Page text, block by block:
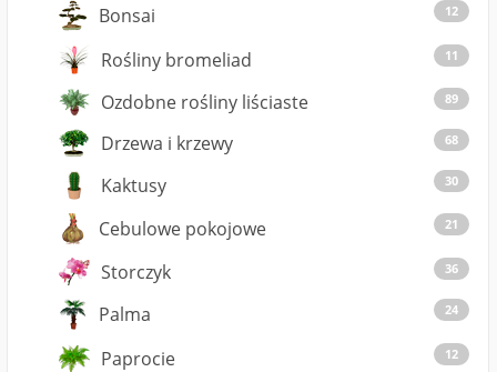
Bonsai 12
Rośliny bromeliad 11
Ozdobne rośliny liściaste 89
Drzewa i krzewy 68
Kaktusy 30
Cebulowe pokojowe 21
Storczyk 36
Palma 24
Paprocie 12